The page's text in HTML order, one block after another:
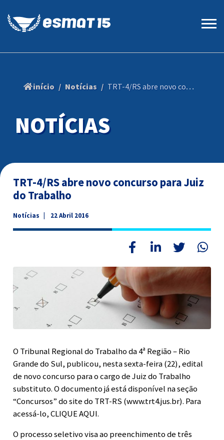
NOTÍCIAS
início Notícias TRT-4/RS abre novo concurso para Juiz do Trabalho
TRT-4/RS abre novo concurso para Juiz
do Trabalho
Notícias 22 Abril 2016
O Tribunal Regional do Trabalho da 4ª Região – Rio
Grande do Sul, publicou, nesta sexta-feira (22), edital
de novo concurso para o cargo de Juiz do Trabalho
substituto. O documento já está disponível na seção
“Concursos” do site do TRT-RS (www.trt4.jus.br). Para
acessá-lo, CLIQUE AQUI.
O processo seletivo visa ao preenchimento de três